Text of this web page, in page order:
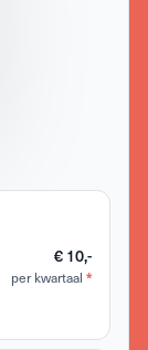
€ 10,-
per kwartaal *